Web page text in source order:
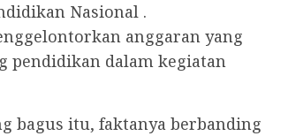
Nasional .
anggaran yang
pendidikan dalam kegiatan
bagus itu, faktanya berbanding